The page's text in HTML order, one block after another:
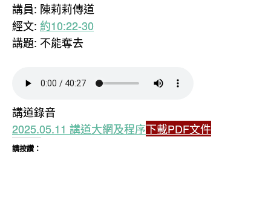
講員: 陳莉莉傳道
經文: 約10:22-30
講題: 不能奪去
講道錄音
2025.05.11 講道大網及程序下載PDF文件
請按讚：